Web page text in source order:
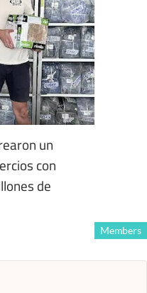
un
con
de
Members